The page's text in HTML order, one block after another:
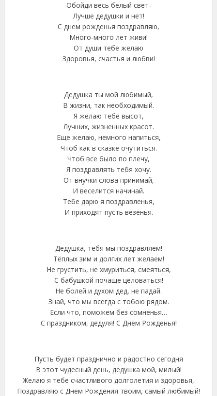
Обойди весь белый свет-
Лучше дедушки и нет!
С днем рожденья поздравляю,
Много-много лет живи!
От души тебе желаю
Здоровья, счастья и любви!
Дедушка ты мой любимый,
В жизни, так необходимый.
Я желаю тебе высот,
Лучших, жизненных красот.
Еще желаю, немного напиться,
Чтоб как в сказке очутиться.
Чтоб все было по плечу,
Я поздравлять тебя хочу.
От внучки слова принимай,
И веселится начинай.
Тебе дарю я поздравленья,
И приходят пусть везенья.
Дедушка, тебя мы поздравляем!
Тёплых зим и долгих лет желаем!
Не грустить, не хмуриться, смеяться,
С бабушкой почаще целоваться!
Не болей и духом дед, не падай.
Знай, что мы всегда с тобою рядом.
Если что, поможем без сомненья…
С праздником, дедуля! С Днём Рожденья!
Пусть будет празднично и радостно сегодня
В этот чудесный день, дедушка мой, милый!
Желаю я тебе счастливого долголетия и здоровья,
Поздравляю с Днём Рождения твоим, самый любимый!